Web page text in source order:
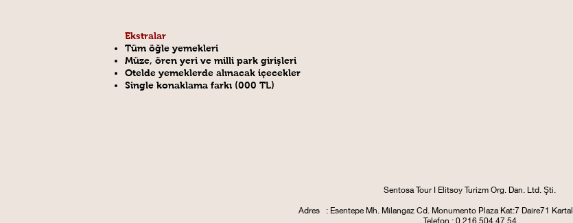
Ekstralar
Tüm öğle yemekleri
Müze, ören yeri ve milli park girişleri
Otelde yemeklerde alınacak içecekler
Single konaklama farkı (000 TL)
Sentosa Tour I Elitsoy Turizm Org. Dan. Ltd. Şti.
Adres : Esentepe Mh. Milangaz Cd. Monumento PlazaKat:7 Daire71 Kartal
Telefon : 0 216 504 47 54